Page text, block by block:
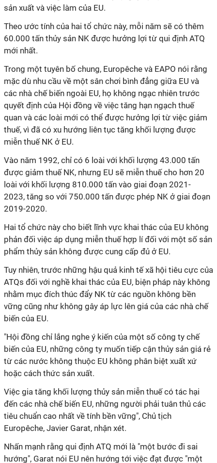
sản xuất và việc làm của EU.
Theo ước tính của hai tổ chức này, mỗi năm sẽ có thêm
60.000 tấn thủy sản NK được hưởng lợi từ qui định ATQ
mới nhất.
Trong một tuyên bố chung, Europêche và EAPO nói rằng
mặc dù nhu cầu về một sân chơi bình đẳng giữa EU và
các nhà chế biến ngoài EU, họ không ngạc nhiên trước
quyết định của Hội đồng về việc tăng hạn ngạch thuế
quan và các loài mới có thể được hưởng lợi từ việc giảm
thuế, vì đã có xu hướng liên tục tăng khối lượng được
miễn thuế NK ở EU.
Vào năm 1992, chỉ có 6 loài với khối lượng 43.000 tấn
được giảm thuế NK, nhưng EU sẽ miễn thuế cho hơn 20
loài với khối lượng 810.000 tấn vào giai đoạn 2021-
2023, tăng so với 750.000 tấn được phép NK ở giai đoạn
2019-2020.
Hai tổ chức này cho biết lĩnh vực khai thác của EU không
phản đối việc áp dụng miễn thuế hợp lí đối với một số sản
phẩm thủy sản không được cung cấp đủ ở EU.
Tuy nhiên, trước những hậu quả kinh tế xã hội tiêu cực của
ATQs đối với nghề khai thác của EU, biện pháp này không
nhằm mục đích thúc đẩy NK từ các nguồn không bền
vững cũng như không gây áp lực lên giá của các nhà chế
biến của EU.
"Hội đồng chỉ lắng nghe ý kiến của một số công ty chế
biến của EU, những công ty muốn tiếp cận thủy sản giá rẻ
từ các nước không thuộc EU không phân biệt xuất xứ
hoặc cách thức sản xuất.
Việc gia tăng khối lượng thủy sản miễn thuế có tác hại
đến các nhà chế biến EU, những người phải tuân thủ các
tiêu chuẩn cao nhất về tính bền vững", Chủ tịch
Europêche, Javier Garat, nhận xét.
Nhấn mạnh rằng qui định ATQ mới là "một bước đi sai
hướng", Garat nói EU nên hướng tới việc đạt được "một